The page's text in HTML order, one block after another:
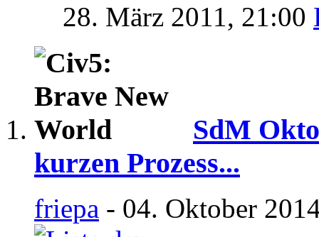
28. März 2011, 21:00
SdM
kurzen Prozess...
friepa - 04. Oktober